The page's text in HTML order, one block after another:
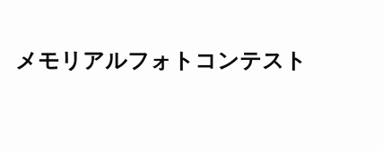
モリアルフォトコンテスト